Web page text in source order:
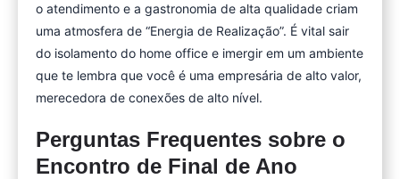
o atendimento e a gastronomia de alta qualidade criam
uma atmosfera de “Energia de Realização”. É vital sair
do isolamento do home office e imergir em um ambiente
que te lembra que você é uma empresária de alto valor,
merecedora de conexões de alto nível.
Perguntas Frequentes sobre o
Encontro de Final de Ano